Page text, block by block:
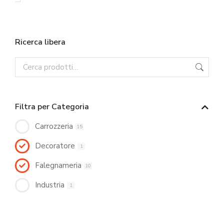
Ricerca libera
Filtra per Categoria
Carrozzeria 15
Decoratore 1
Falegnameria 10
Industria 1